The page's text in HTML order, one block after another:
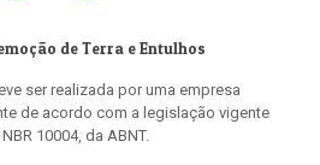
de Terra e Entulhos
ser realizada por uma empresa
de acordo com a legislação vigente
10004, da ABNT.